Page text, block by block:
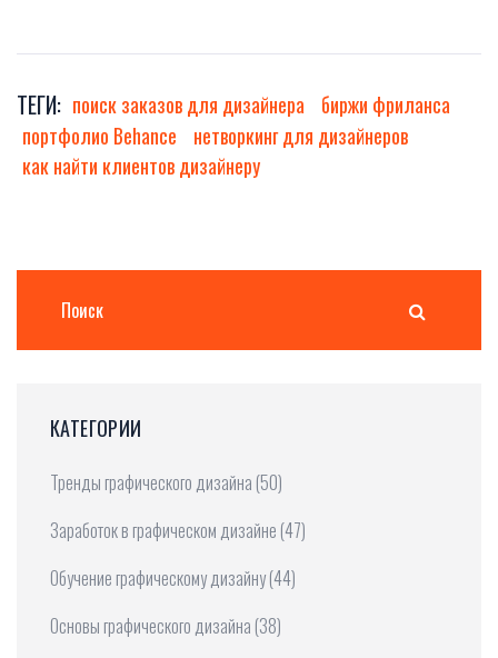
ТЕГИ: поиск заказов для дизайнера
биржи фриланса
портфолио Behance
нетворкинг для дизайнеров
как найти клиентов дизайнеру
КАТЕГОРИИ
Тренды графического дизайна (50)
Заработок в графическом дизайне (47)
Обучение графическому дизайну(44)
Основы графического дизайна (38)